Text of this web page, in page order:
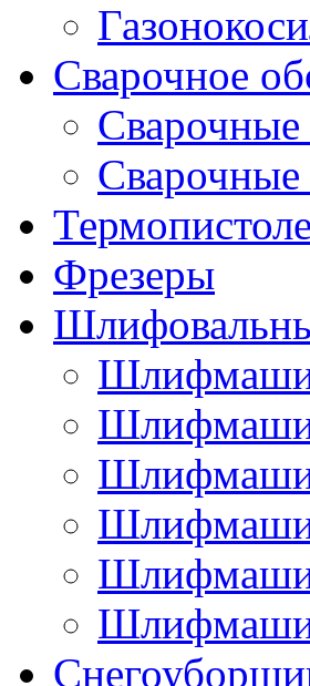
Сварочное
Сварочные
Сварочные
Фрезеры